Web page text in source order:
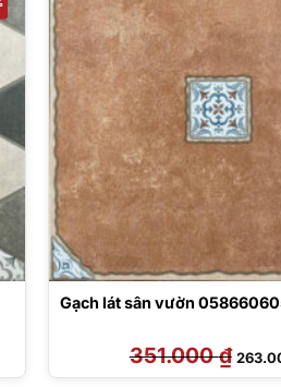
Gạch lát sân vườn
351.000₫ Giá
gốc
là: